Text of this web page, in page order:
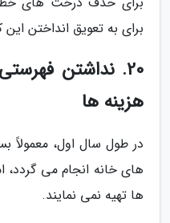
برای به تعویق انداختن
20. نداشتن
هزینه ها
در طول سال اول، معمولاً
های خانه انجام می گردد،
ها تهیه نمی نمایند.